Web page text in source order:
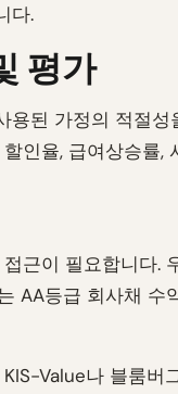
다.
평가
용된 가정의 적절
인율, 급여상승률,
근이 필요합니다.
AA등급 회사채 수
Value나 블룸버